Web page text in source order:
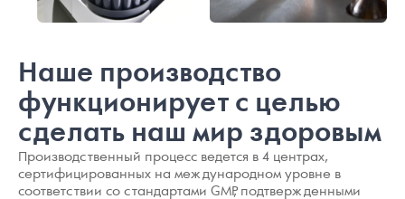
Наше производство
функционирует с целью
сделать наш мир здоровым
Производственный процесс ведется в 4 центрах,
сертифицированных на международном уровне в
соответствии со стандартами GMP, подтвержденными